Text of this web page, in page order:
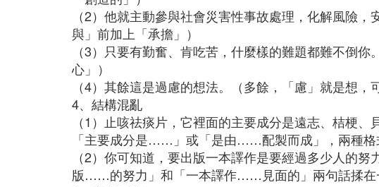
（2）他就主動參與社會災害性事故處理，化解風險
與」前加上「承擔」）
（3）只要有勤奮、肯吃苦，什麼樣的難題都難不倒
心」）
（4）其餘這是過慮的想法。（多餘，「慮」就是想，
4、結構混亂
（1）止咳祛痰片，它裡面的主要成分是遠志、桔梗
「主要成分是……」或「是由……配製而成」，兩種格
（2）你可知道，要出版一本譯作是要經過多少人的
版……的努力」和「一本譯作……見面的」兩句話揉在